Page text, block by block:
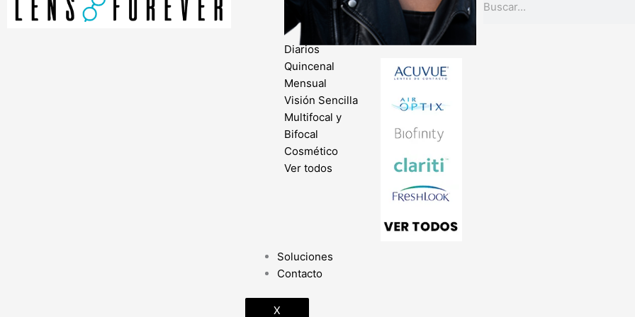
lentes
Diarios
Quincenal
Mensual
Visión Sencilla
Multifocal y
Bifocal
Cosmético
Ver todos
POR
MARCA
Soluciones
Contacto
X